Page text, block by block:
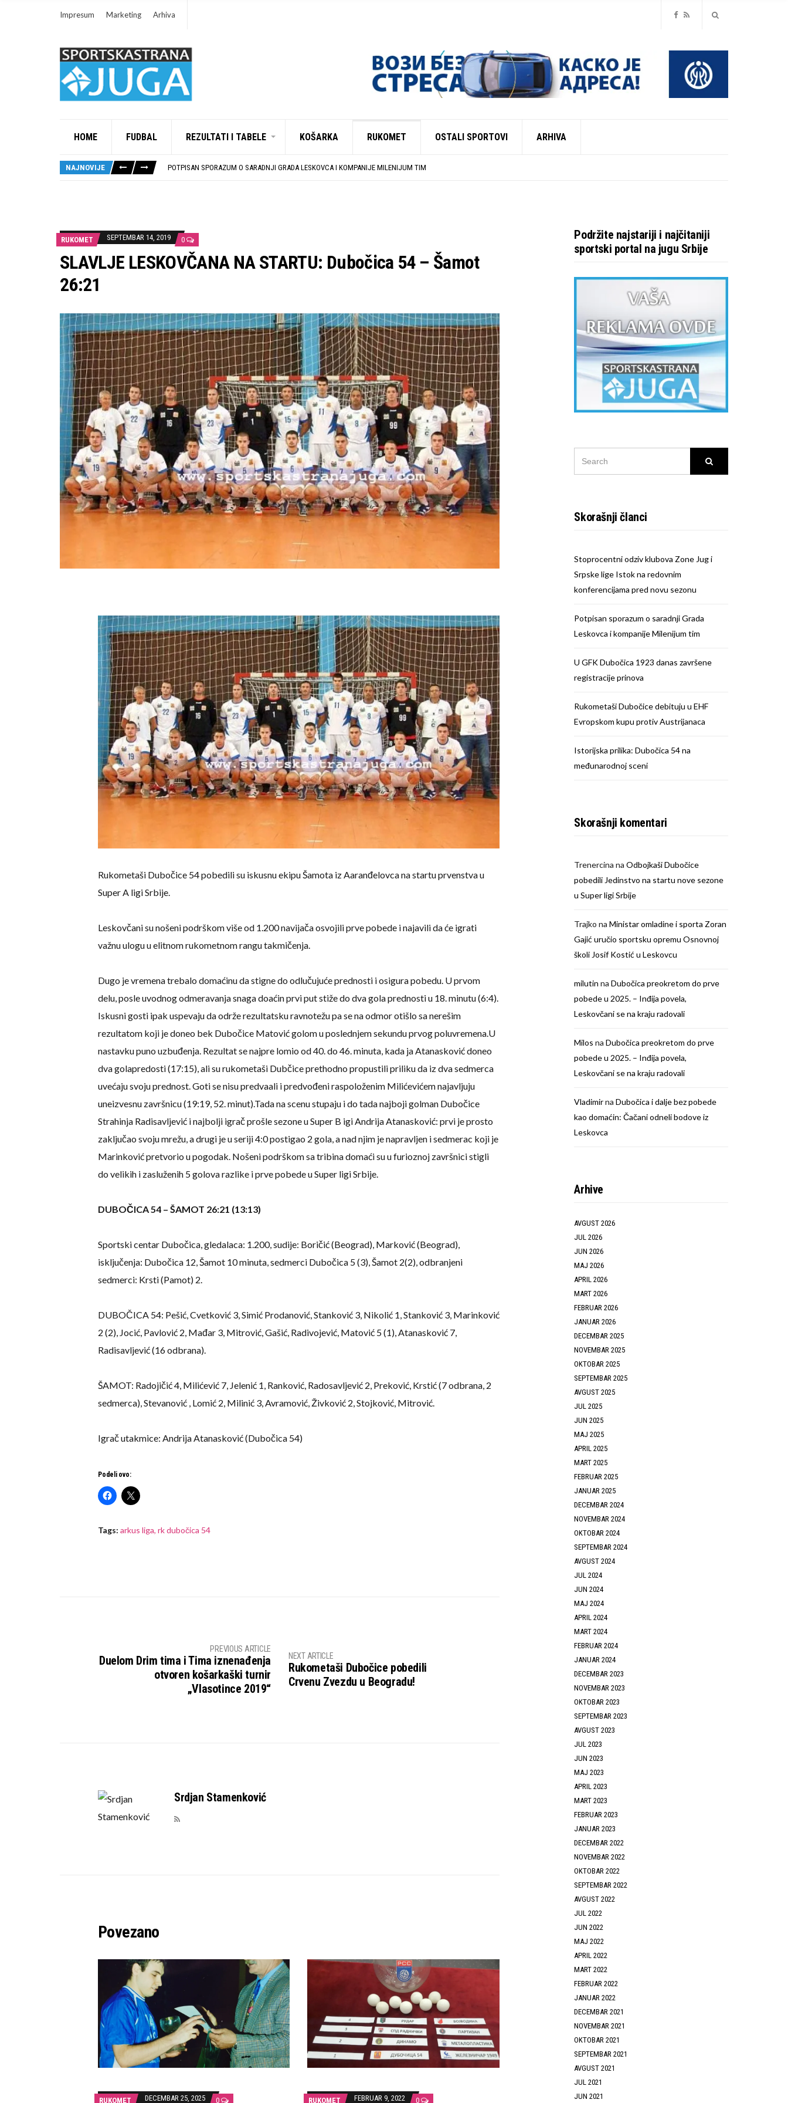
Impresum Marketing Arhiva
HOME FUDBAL REZULTATI I TABELE KOŠARKA RUKOMET OSTALI SPORTOVI ARHIVA
NAJNOVIJE
POTPISAN SPORAZUM O SARADNJI GRADA LESKOVCA I KOMPANIJE MILENIJUM TIM
RUKOMET SEPTEMBAR 14, 2019 0
SLAVLJE LESKOVČANA NA STARTU: Dubočica 54 – Šamot
26:21
Rukometaši Dubočice 54 pobedili su iskusnu ekipu Šamota iz Aaranđelovca na startu prvenstva u
Super A ligi Srbije.
Leskovčani su nošeni podrškom više od 1.200 navijača osvojili prve pobede i najavili da će igrati
važnu ulogu u elitnom rukometnom rangu takmičenja.
Dugo je vremena trebalo domaćinu da stigne do odlučujuće prednosti i osigura pobedu. U prvom
delu, posle uvodnog odmeravanja snaga doaćin prvi put stiže do dva gola prednosti u 18. minutu (6:4).
Iskusni gosti ipak uspevaju da održe rezultatsku ravnotežu pa se na odmor otišlo sa nerešim
rezultatom koji je doneo bek Dubočice Matović golom u poslednjem sekundu prvog poluvremena.U
nastavku puno uzbuđenja. Rezultat se najpre lomio od 40. do 46. minuta, kada ja Atanasković doneo
dva golapredosti (17:15), ali su rukometaši Dubčice prethodno propustili priliku da iz dva sedmerca
uvećaju svoju prednost. Goti se nisu predvaali i predvođeni raspoloženim Milićevićem najavljuju
uneizvesnu završnicu (19:19, 52. minut).Tada na scenu stupaju i do tada najboji golman Dubočice
Strahinja Radisavljević i najbolji igrač prošle sezone u Super B igi Andrija Atanasković: prvi je prosto
zaključao svoju mrežu, a drugi je u seriji 4:0 postigao 2 gola, a nad njim je napravljen i sedmerac koji je
Marinković pretvorio u pogodak. Nošeni podrškom sa tribina domaći su u furioznoj završnici stigli
do velikih i zasluženih 5 golova razlike i prve pobede u Super ligi Srbije.
DUBOČICA 54 – ŠAMOT 26:21 (13:13)
Sportski centar Dubočica, gledalaca: 1.200, sudije: Boričić (Beograd), Marković (Beograd),
isključenja: Dubočica 12, Šamot 10 minuta, sedmerci Dubočica 5 (3), Šamot 2(2), odbranjeni
sedmerci: Krsti (Pamot) 2.
DUBOČICA 54: Pešić, Cvetković 3, Simić Prodanović, Stanković 3, Nikolić 1, Stanković 3, Marinković
2 (2), Jocić, Pavlović 2, Mađar 3, Mitrović, Gašić, Radivojević, Matović 5 (1), Atanasković 7,
Radisavljević (16 odbrana).
ŠAMOT: Radojičić 4, Milićević 7, Jelenić 1, Ranković, Radosavljević 2, Preković, Krstić (7 odbrana, 2
sedmerca), Stevanović , Lomić 2, Milinić 3, Avramović, Živković 2, Stojković, Mitrović.
Igrač utakmice: Andrija Atanasković (Dubočica 54)
Podeli ovo:
Tags: arkus liga, rk dubočica 54
PREVIOUS ARTICLE
Duelom Drim tima i Tima iznenađenja
otvoren košarkaški turnir
„Vlasotince 2019“
NEXT ARTICLE
Rukometaši Dubočice pobedili
Crvenu Zvezdu u Beogradu!
Srdjan Stamenković
Povezano
RUKOMET DECEMBAR 25, 2025 0 RUKOMET FEBRUAR 9, 2022 0
Podržite najstariji i najčitaniji
sportski portal na jugu Srbije
Skorašnji članci
Stoprocentni odziv klubova Zone Jug i
Srpske lige Istok na redovnim
konferencijama pred novu sezonu
Potpisan sporazum o saradnji Grada
Leskovca i kompanije Milenijum tim
U GFK Dubočica 1923 danas završene
registracije prinova
Rukometaši Dubočice debituju u EHF
Evropskom kupu protiv Austrijanaca
Istorijska prilika: Dubočica 54 na
međunarodnoj sceni
Skorašnji komentari
Trenercina naOdbojkaši Dubočice
pobedili Jedinstvo na startu nove sezone
u Super ligi Srbije
Trajko naMinistar omladine i sporta Zoran
Gajić uručio sportsku opremu Osnovnoj
školi Josif Kostić u Leskovcu
milutin naDubočica preokretom do prve
pobede u 2025. – Inđija povela,
Leskovčani se na kraju radovali
Milos naDubočica preokretom do prve
pobede u 2025. – Inđija povela,
Leskovčani se na kraju radovali
VladimirnaDubočica i dalje bez pobede
kao domaćin: Čačani odneli bodove iz
Leskovca
Arhive
AVGUST 2026
JUL 2026
JUN 2026
MAJ 2026
APRIL 2026
MART 2026
FEBRUAR 2026
JANUAR 2026
DECEMBAR 2025
NOVEMBAR 2025
OKTOBAR 2025
SEPTEMBAR 2025
AVGUST 2025
JUL 2025
JUN 2025
MAJ 2025
APRIL 2025
MART 2025
FEBRUAR 2025
JANUAR 2025
DECEMBAR 2024
NOVEMBAR 2024
OKTOBAR 2024
SEPTEMBAR 2024
AVGUST 2024
JUL 2024
JUN 2024
MAJ 2024
APRIL 2024
MART 2024
FEBRUAR 2024
JANUAR 2024
DECEMBAR 2023
NOVEMBAR 2023
OKTOBAR 2023
SEPTEMBAR 2023
AVGUST 2023
JUL 2023
JUN 2023
MAJ 2023
APRIL 2023
MART 2023
FEBRUAR 2023
JANUAR 2023
DECEMBAR 2022
NOVEMBAR 2022
OKTOBAR 2022
SEPTEMBAR 2022
AVGUST 2022
JUL 2022
JUN 2022
MAJ 2022
APRIL 2022
MART 2022
FEBRUAR 2022
JANUAR 2022
DECEMBAR 2021
NOVEMBAR 2021
OKTOBAR 2021
SEPTEMBAR 2021
AVGUST 2021
JUL 2021
JUN 2021